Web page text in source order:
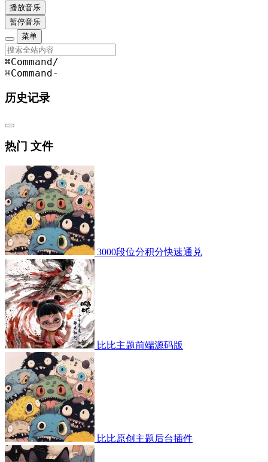
播放音乐
暂停音乐
菜单
⌘Command /
⌘Command -
历史记录
热门 文件
3000段位分积分快速通兑
比比主题前端源码版
比比原创主题后台插件